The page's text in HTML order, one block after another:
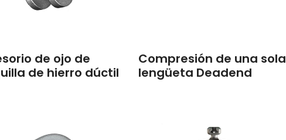
de ojo de
de hierro dúctil
Compresión de una sola
lengüeta Deadend